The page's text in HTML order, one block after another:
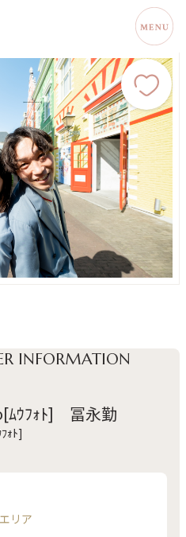
INFORMATION
ﾑｳﾌｫﾄ] 冨永勤
ｫﾄ]
リア